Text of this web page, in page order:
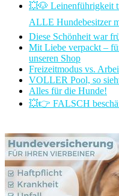
💥🐶 Leinenführigkeit
ALLE Hundebesitzer
Diese Schönheit war
Mit Liebe verpackt –
unseren Shop
Freizeitmodus vs.
VOLLER Pool, so
Alles für die Hunde!
💥👉 FALSCH